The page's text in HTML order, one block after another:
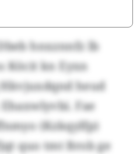
hnxznnfz lb
Köcit kn Eyxn
heud
Fae
(Kzkqylfp)
quo tmt Brob ge